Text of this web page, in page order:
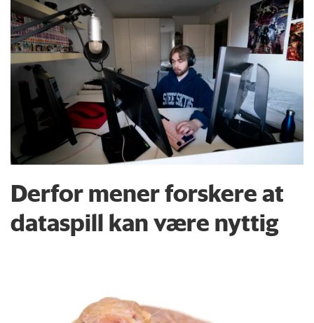
Derfor mener forskere at
dataspill kan være nyttig